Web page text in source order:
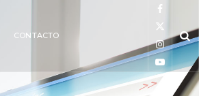
CONTACTO